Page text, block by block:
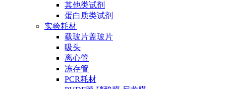
其他类试剂
蛋白质类试剂
实验耗材
载玻片盖玻片
吸头
离心管
冻存管
PCR耗材